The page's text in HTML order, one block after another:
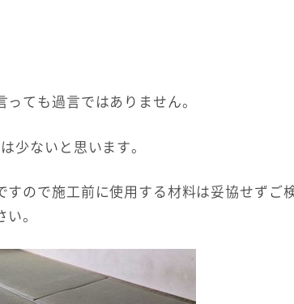
ても過言ではありません。
少ないと思います。
ので施工前に使用する材料は妥協せずご
。